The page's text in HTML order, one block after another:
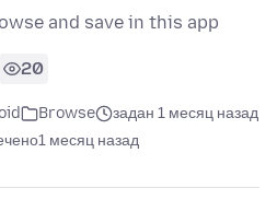
and save in this app
20
Browse
задан 1 месяц назад
1 месяц назад